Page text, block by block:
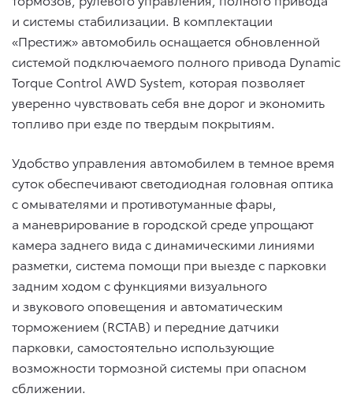
и системы стабилизации. В комплектации
«Престиж» автомобиль оснащается обновленной
системой подключаемого полного привода Dynamic
Torque Control AWD System, которая позволяет
уверенно чувствовать себя вне дорог и экономить
топливо при езде по твердым покрытиям.
Удобство управления автомобилем в темное время
суток обеспечивают светодиодная головная оптика
с омывателями и противотуманные фары,
а маневрирование в городской среде упрощают
камера заднего вида с динамическими линиями
разметки, система помощи при выезде с парковки
задним ходом с функциями визуального
и звукового оповещения и автоматическим
торможением (RCTAB) и передние датчики
парковки, самостоятельно использующие
возможности тормозной системы при опасном
сближении.